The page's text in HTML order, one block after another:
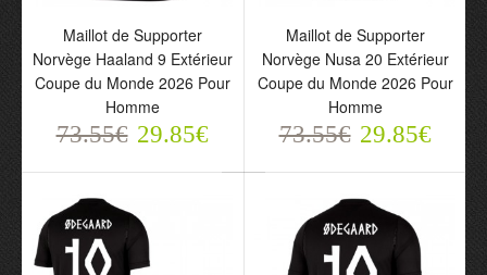
Maillot de Supporter
Norvège Haaland 9
Extérieur Coupe du
73.55€
Maillot de Supporter
Norvège Haaland 9 Extérieur
Coupe du Monde 2026 Pour
Homme
73.55€ 29.85€
Maillot de Supporter
Norvège Nusa 20 Extérieur
Coupe du Monde 2026 Pour
Homme
73.55€ 29.85€